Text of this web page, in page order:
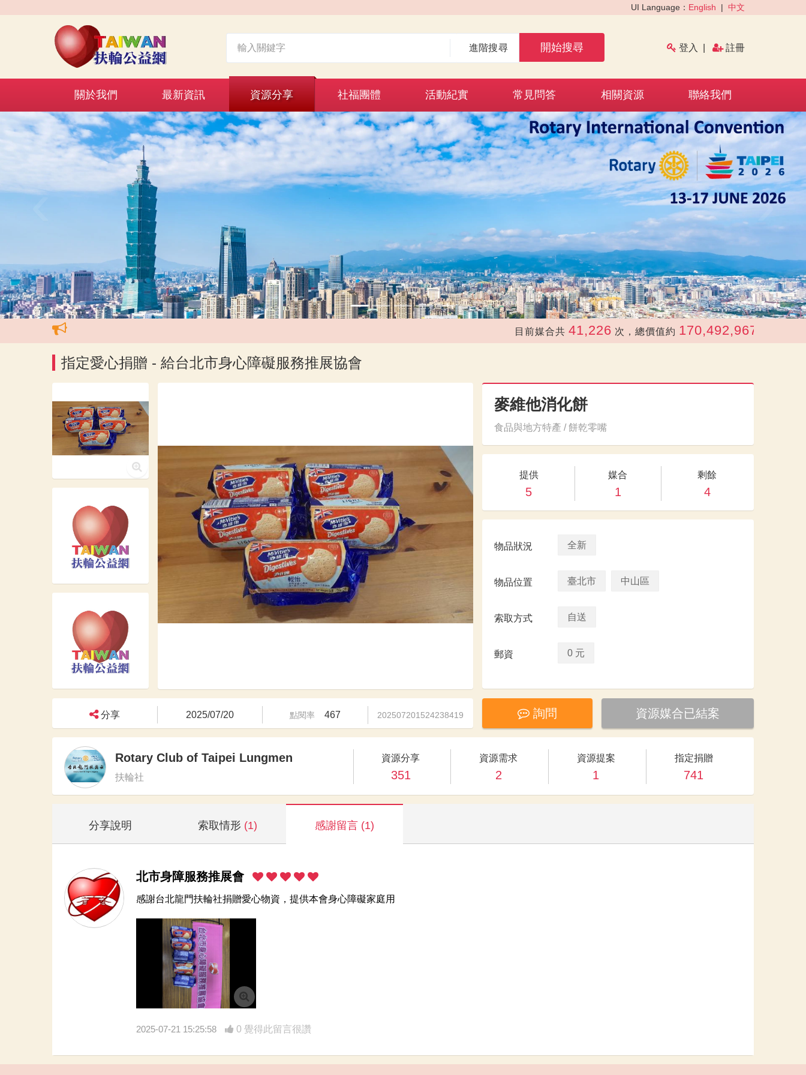
UI Language： English | 中文
進階搜尋 開始搜尋 登入 註冊
關於我們 最新資訊 資源分享 社福團體 活動紀實 常見問答 相關資源 聯絡我們
‹ ›
目前媒合共 41,226 次，總價值約 170,492,967 元
指定愛心捐贈 - 給台北市身心障礙服務推展協會
麥維他消化餅
食品與地方特產 / 餅乾零嘴
提供
5
媒合
1
剩餘
4
物品狀況 全新
物品位置 臺北市 中山區
索取方式 自送
郵資 0 元
分享 2025/07/20 點閱率 467 202507201524238419 詢問 資源媒合已結案
Rotary Club of Taipei Lungmen
扶輪社
資源分享
351
資源需求
2
資源提案
1
指定捐贈
741
分享說明 索取情形 (1) 感謝留言 (1)
北市身障服務推展會
感謝台北龍門扶輪社捐贈愛心物資，提供本會身心障礙家庭用
2025-07-21 15:25:58 0 覺得此留言很讚